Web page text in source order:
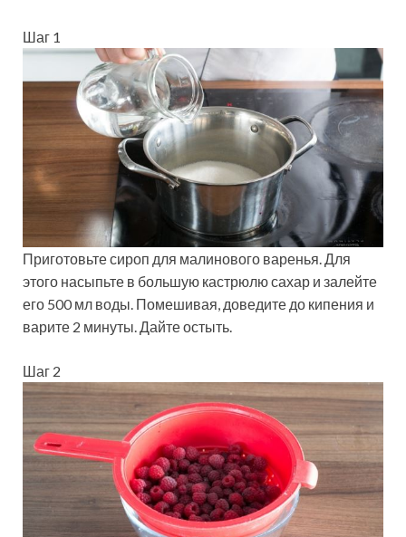
Шаг 1
Приготовьте сироп для малинового варенья. Для
этого насыпьте в большую кастрюлю сахар и залейте
его 500 мл воды. Помешивая, доведите до кипения и
варите 2 минуты. Дайте остыть.
Шаг 2